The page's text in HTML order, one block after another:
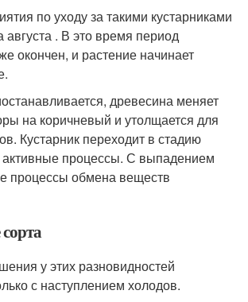
по уходу за такими кустарниками
августа . В это время период
окончен, и растение начинает
древесина меняет
на коричневый и утолщается для
Кустарник переходит в стадию
процессы. С выпадением
процессы обмена веществ
у этих разновидностей
с наступлением холодов.